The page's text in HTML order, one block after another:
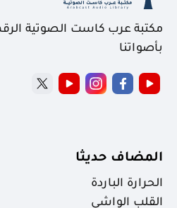
مكتبة عرب كاست الصوتية
بأصواتنا
المضاف حديثا
الحرارة الباردة
القلب الواشي